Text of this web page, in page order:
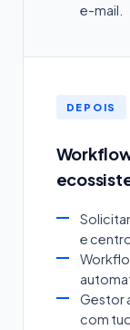
e-mail.
DEPOIS
e
Gestor
com